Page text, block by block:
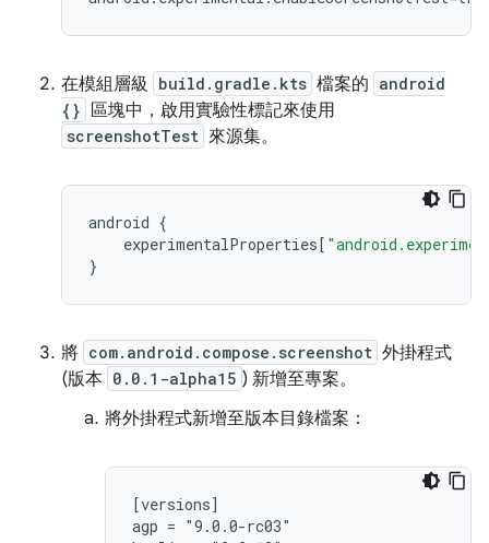
在模組層級 build.gradle.kts 檔案的 android
{} 區塊中，啟用實驗性標記來使用
screenshotTest 來源集。
android {
experimentalProperties [
}
將 com.android.compose.screenshot 外掛程式
(版本 0.0.1-alpha15 ) 新增至專案。
將外掛程式新增至版本目錄檔案：
[versions]
agp = "9.0.0-rc03"